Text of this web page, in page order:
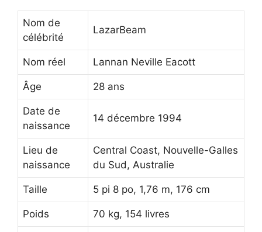
Nom de
célébrité
LazarBeam
Nom réel Lannan Neville Eacott
Âge 28 ans
Date de
naissance
14 décembre 1994
Lieu de
naissance
Central Coast, Nouvelle-Galles
du Sud, Australie
Taille 5 pi 8 po, 1,76 m, 176 cm
Poids 70 kg, 154 livres